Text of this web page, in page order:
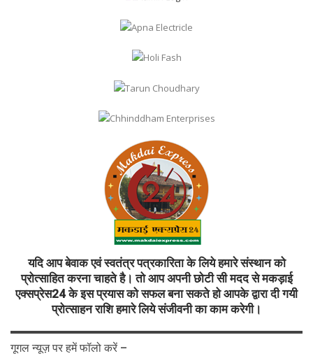
यदि आप बेवाक एवं स्वतंत्र पत्रकारिता के लिये हमारे संस्थान को
प्रोत्साहित करना चाहते है। तो आप अपनी छोटी सी मदद से मकड़ाई
एक्सप्रेस24 के इस प्रयास को सफल बना सकते हो आपके द्वारा दी गयी
प्रोत्साहन राशि हमारे लिये संजीवनी का काम करेगी।
गूगल न्यूज़ पर हमें फॉलो करें –